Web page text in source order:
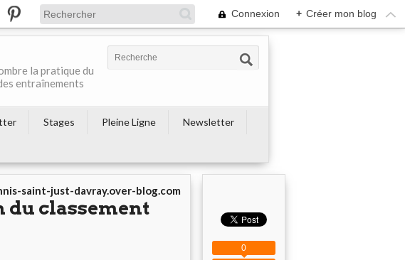
Connexion + Créer mon blog
la pratique du
entraînements
Stages Pleine Ligne
Newsletter
saint-just-davray.over-blog.com
du classement
0